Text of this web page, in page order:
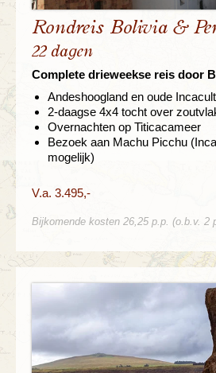
Rondreis Bolivia &
22 dagen
Complete drieweekse reis door
Andeshoogland en oude
2-daagse 4x4 tocht over
Overnachten op Titicacameer
Bezoek aan Machu Picchu
mogelijk)
V.a. 3.495,-
Bijkomende kosten 26,25 p.p. (o.b.v. 2